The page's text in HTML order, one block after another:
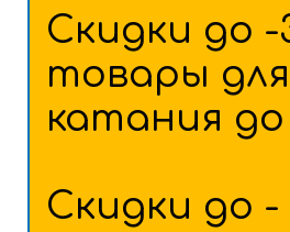
Скидки до -
товары для
катания до
Скидки до -